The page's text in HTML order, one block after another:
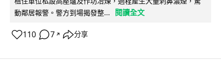
動鄰居報警。警方到場揭發整...
閱讀全文
110 7 ↗ 分享